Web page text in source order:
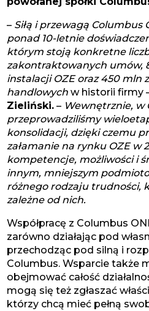
– Siłą i przewagą Columbus
ponad 10-letnie
którym stoją konkretne
zakontraktowanych umów,
instalacji OZE oraz 450 mln
handlowych w historii firmy
Zieliński. – Wewnętrznie, w
przeprowadziliśmy
konsolidacji, dzięki czemu
załamanie na rynku OZE w
kompetencje, możliwości i
innym, mniejszym
różnego rodzaju trudności,
zależne od nich.
Współpracę z Columbus
zarówno działając pod
przechodząc pod silną i
Columbus. Wsparcie także
obejmować całość
mogą się też zgłaszać
którzy chcą mieć pełną